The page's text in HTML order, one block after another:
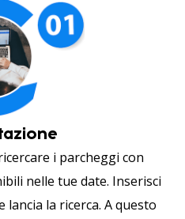
i parcheggi con
nelle tue date. Inserisci
la ricerca. A questo